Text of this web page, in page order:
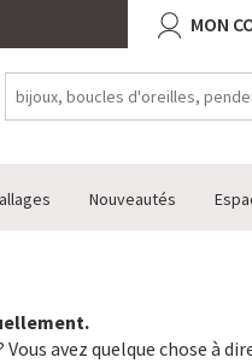
MON
Nouveautés
Vous avez quelque chose à